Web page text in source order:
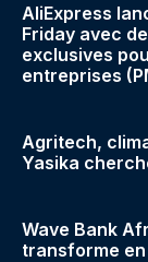
AliExpress
Friday avec
exclusives
entreprises
Agritech,
Yasika
Wave Bank
transforme en